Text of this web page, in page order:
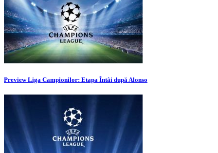
Preview Liga Campionilor: Etapa Întâi după Alonso